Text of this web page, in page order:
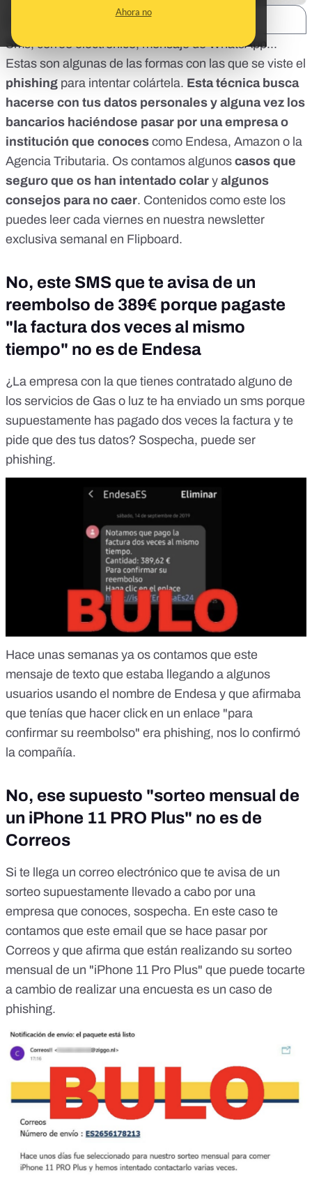
Ahora no
Sms, correo electrónico, mensaje de WhatsApp...
Estas son algunas de las formas con las que se viste el
phishing para intentar colártela. Esta técnica busca
hacerse con tus datos personales y alguna vez los
bancarios haciéndose pasar por una empresa o
institución que conoces como Endesa, Amazon o la
Agencia Tributaria. Os contamos algunos casos que
seguro que os han intentado colar y algunos
consejos para no caer. Contenidos como este los
puedes leer cada viernes en nuestra newsletter
exclusiva semanal en Flipboard.
No, este SMS que te avisa de un
reembolso de 389€ porque pagaste
"la factura dos veces al mismo
tiempo" no es de Endesa
¿La empresa con la que tienes contratado alguno de
los servicios de Gas o luz te ha enviado un sms porque
supuestamente has pagado dos veces la factura y te
pide que des tus datos? Sospecha, puede ser
phishing.
Hace unas semanas ya os contamos que este
mensaje de texto que estaba llegando a algunos
usuarios usando el nombre de Endesa y que afirmaba
que tenías que hacer click en un enlace "para
confirmar su reembolso" era phishing, nos lo confirmó
la compañía.
No, ese supuesto "sorteo mensual de
un iPhone 11 PRO Plus" no es de
Correos
Si te llega un correo electrónico que te avisa de un
sorteo supuestamente llevado a cabo por una
empresa que conoces, sospecha. En este caso te
contamos que este email que se hace pasar por
Correos y que afirma que están realizando su sorteo
mensual de un "iPhone 11 Pro Plus" que puede tocarte
a cambio de realizar una encuesta es un caso de
phishing.